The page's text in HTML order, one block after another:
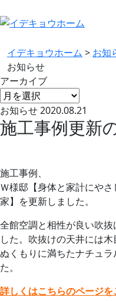
イデキョウホーム > お知
お知らせ
アーカイブ
お知らせ2020.08.21
施工事例更新
施工事例、
Ｗ様邸【身体と家計にや
家】を更新しました。
全館空調と相性が良い吹
した。吹抜けの天井には
ぬくもりに満ちたナチュ
た。
詳しくはこちらのページを